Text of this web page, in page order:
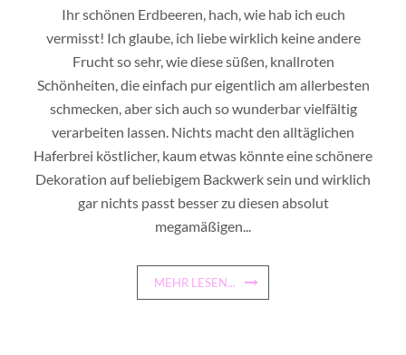
Ihr schönen Erdbeeren, hach, wie hab ich euch
vermisst! Ich glaube, ich liebe wirklich keine andere
Frucht so sehr, wie diese süßen, knallroten
Schönheiten, die einfach pur eigentlich am allerbesten
schmecken, aber sich auch so wunderbar vielfältig
verarbeiten lassen. Nichts macht den alltäglichen
Haferbrei köstlicher, kaum etwas könnte eine schönere
Dekoration auf beliebigem Backwerk sein und wirklich
gar nichts passt besser zu diesen absolut
megamäßigen...
MEHR LESEN...